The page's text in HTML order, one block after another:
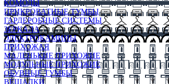
КОМОДЫ
ПРИКРОВАТНЫЕ ТУМБЫ
ГАРДЕРОБНЫЕ СИСТЕМЫ
ЗЕРКАЛА
ЭЛЕКТРОКАМИНЫ
ПРИХОЖАЯ
МАЛЕНЬКИЕ ПРИХОЖИЕ
МОДУЛЬНЫЕ ПРИХОЖИЕ
ОБУВНЫЕ ТУМБЫ
ВЕШАЛКИ